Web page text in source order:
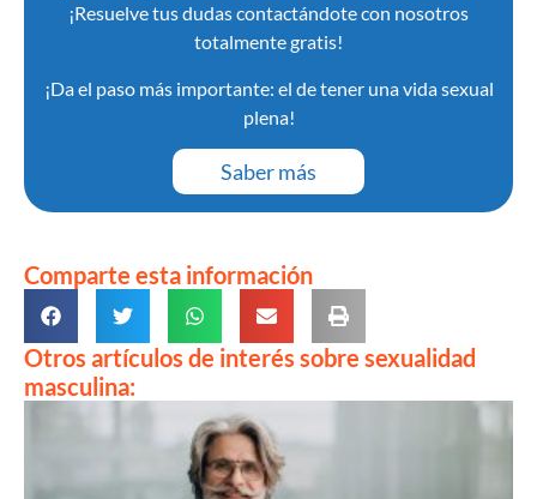
¡Resuelve tus dudas contactándote con nosotros
totalmente gratis!
¡Da el paso más importante: el de tener una vida sexual
plena!
Saber más
Comparte esta información
Otros artículos de interés sobre sexualidad
masculina: